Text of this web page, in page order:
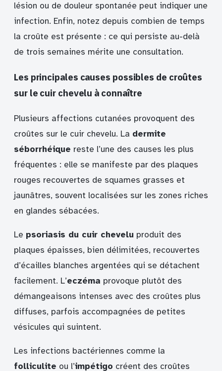
lésion ou de douleur spontanée peut indiquer une
infection. Enfin, notez depuis combien de temps
la croûte est présente : ce qui persiste au-delà
de trois semaines mérite une consultation.
Les principales causes possibles de croûtes
sur le cuir chevelu à connaître
Plusieurs affections cutanées provoquent des
croûtes sur le cuir chevelu. La dermite
séborrhéique reste l’une des causes les plus
fréquentes : elle se manifeste par des plaques
rouges recouvertes de squames grasses et
jaunâtres, souvent localisées sur les zones riches
en glandes sébacées.
Le psoriasis du cuir chevelu produit des
plaques épaisses, bien délimitées, recouvertes
d’écailles blanches argentées qui se détachent
facilement. L’eczéma provoque plutôt des
démangeaisons intenses avec des croûtes plus
diffuses, parfois accompagnées de petites
vésicules qui suintent.
Les infections bactériennes comme la
folliculite ou l’impétigo créent des croûtes